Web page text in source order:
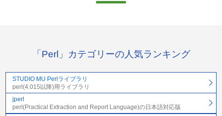
「Perl」カテゴリーの人気ランキング
STUDIO MU Perlライブラリ
perl(4.015以降)用ライブラリ
jperl
perl(Practical Extraction and Report Language)の日本語対応版